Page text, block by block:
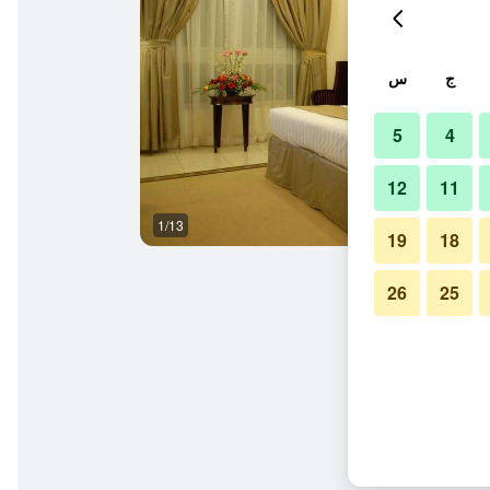
1/13
ج س
4
5
11
12
18
19
25
26